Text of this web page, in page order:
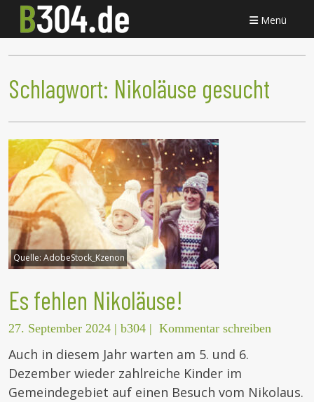
Menü
Schlagwort: Nikoläuse gesucht
Quelle: AdobeStock_Kzenon
Es fehlen Nikoläuse!
27. September 2024 | b304 | Kommentar schreiben
Auch in diesem Jahr warten am 5. und 6.
Dezember wieder zahlreiche Kinder im
Gemeindegebiet auf einen Besuch vom Nikolaus.